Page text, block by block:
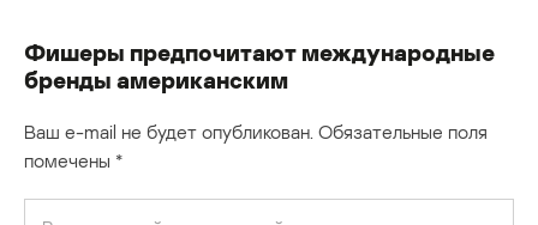
Фишеры предпочитают международные
бренды американским
Ваш e-mail не будет опубликован. Обязательные поля
помечены *